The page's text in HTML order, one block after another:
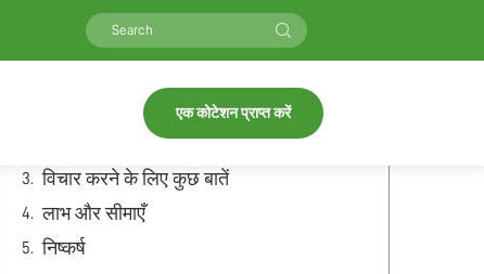
एक कोटेशन प्राप्त करें
Table of Contents
फ़ेरक को समझना
कार्यक्षमता बनाम प्रदर्शन
विचार करने के लिए कुछ बातें
लाभ और सीमाएँ
निष्कर्ष